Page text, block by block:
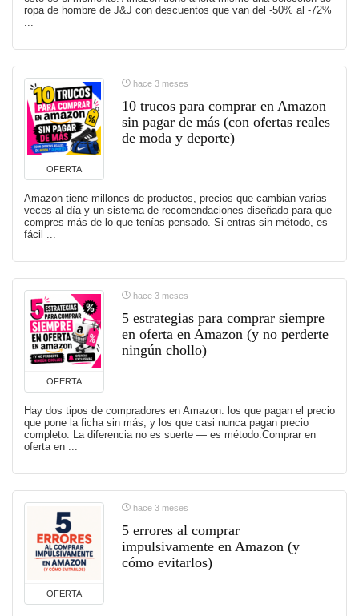
ropa de hombre de J&J con descuentos que van del -50% al -72%
...
OFERTA
hace 3 meses
10 trucos para comprar en Amazon
sin pagar de más (con ofertas reales
de moda y deporte)
Amazon tiene millones de productos, precios que cambian varias
veces al día y un sistema de recomendaciones diseñado para que
compres más de lo que tenías pensado. Si entras sin método, es
fácil ...
OFERTA
hace 3 meses
5 estrategias para comprar siempre
en oferta en Amazon (y no perderte
ningún chollo)
Hay dos tipos de compradores en Amazon: los que pagan el precio
que pone la ficha sin más, y los que casi nunca pagan precio
completo. La diferencia no es suerte — es método.Comprar en
oferta en ...
OFERTA
hace 3 meses
5 errores al comprar
impulsivamente en Amazon (y
cómo evitarlos)